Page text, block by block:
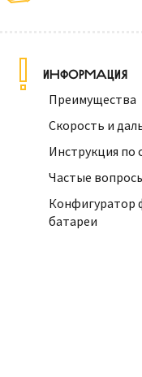
ИНФОРМАЦИЯ
Преимущества
Скорость и
Инструкция по
Частые
Конфигуратор
батареи